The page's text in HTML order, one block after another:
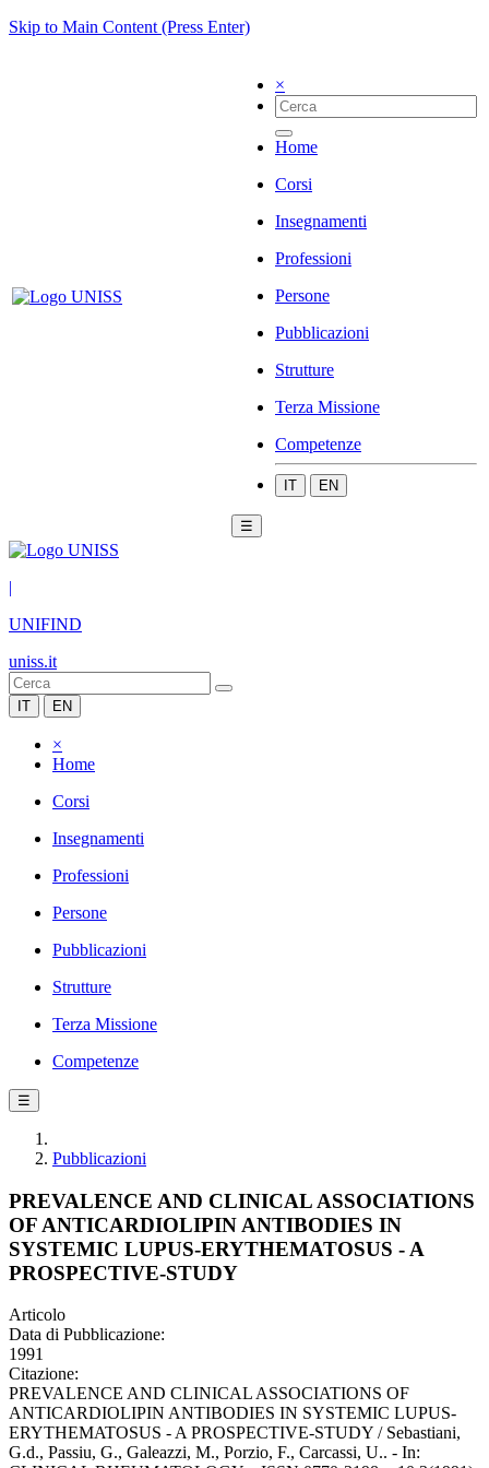
Skip to Main Content (Press Enter)
×
Home
Corsi
Insegnamenti
Professioni
Persone
Pubblicazioni
Strutture
Terza Missione
Competenze
IT EN
☰
|
UNIFIND
uniss.it
IT EN
×
Home
Corsi
Insegnamenti
Professioni
Persone
Pubblicazioni
Strutture
Terza Missione
Competenze
☰
Pubblicazioni
PREVALENCE AND CLINICAL ASSOCIATIONS
OF ANTICARDIOLIPIN ANTIBODIES IN
SYSTEMIC LUPUS-ERYTHEMATOSUS - A
PROSPECTIVE-STUDY
Articolo
Data di Pubblicazione:
1991
Citazione:
PREVALENCE AND CLINICAL ASSOCIATIONS OF
ANTICARDIOLIPIN ANTIBODIES IN SYSTEMIC LUPUS-
ERYTHEMATOSUS - A PROSPECTIVE-STUDY / Sebastiani,
G.d., Passiu, G., Galeazzi, M., Porzio, F., Carcassi, U.. - In: